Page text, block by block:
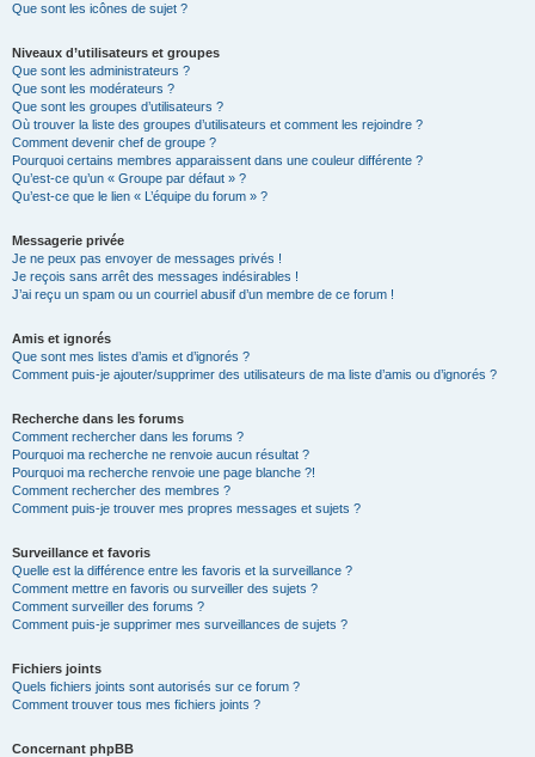
Que sont les icônes de sujet ?
Niveaux d’utilisateurs et groupes
Que sont les administrateurs ?
Que sont les modérateurs ?
Que sont les groupes d’utilisateurs ?
Où trouver la liste des groupes d’utilisateurs et comment les rejoindre ?
Comment devenir chef de groupe ?
Pourquoi certains membres apparaissent dans une couleur différente ?
Qu’est-ce qu’un « Groupe par défaut » ?
Qu’est-ce que le lien « L’équipe du forum » ?
Messagerie privée
Je ne peux pas envoyer de messages privés !
Je reçois sans arrêt des messages indésirables !
J’ai reçu un spam ou un courriel abusif d’un membre de ce forum !
Amis et ignorés
Que sont mes listes d’amis et d’ignorés ?
Comment puis-je ajouter/supprimer des utilisateurs de ma liste d’amis ou d’ignorés ?
Recherche dans les forums
Comment rechercher dans les forums ?
Pourquoi ma recherche ne renvoie aucun résultat ?
Pourquoi ma recherche renvoie une page blanche ?!
Comment rechercher des membres ?
Comment puis-je trouver mes propres messages et sujets ?
Surveillance et favoris
Quelle est la différence entre les favoris et la surveillance ?
Comment mettre en favoris ou surveiller des sujets ?
Comment surveiller des forums ?
Comment puis-je supprimer mes surveillances de sujets ?
Fichiers joints
Quels fichiers joints sont autorisés sur ce forum ?
Comment trouver tous mes fichiers joints ?
Concernant phpBB